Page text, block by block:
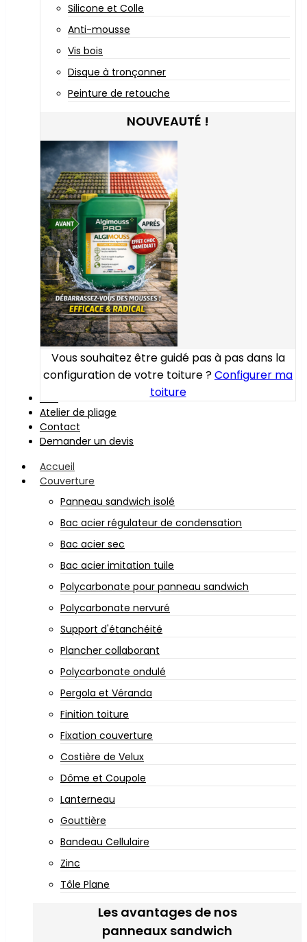
Silicone et Colle
Anti-mousse
Vis bois
Disque à tronçonner
Peinture de retouche
NOUVEAUTÉ !
Vous souhaitez être guidé pas à pas dans la
configuration de votre toiture ?Configurer ma
toiture
Atelier de pliage
Contact
Demander un devis
Accueil
Couverture
Panneau sandwich isolé
Bac acier régulateur de condensation
Bac acier sec
Bac acier imitation tuile
Polycarbonate pour panneau sandwich
Polycarbonate nervuré
Support d'étanchéité
Plancher collaborant
Polycarbonate ondulé
Pergola et Véranda
Finition toiture
Fixation couverture
Costière de Velux
Dôme et Coupole
Lanterneau
Gouttière
Bandeau Cellulaire
Zinc
Tôle Plane
Les avantages de nos
panneaux sandwich